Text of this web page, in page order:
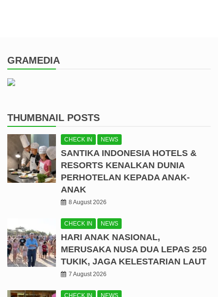
GRAMEDIA
THUMBNAIL POSTS
CHECK IN NEWS
SANTIKA INDONESIA HOTELS &
RESORTS KENALKAN DUNIA
PERHOTELAN KEPADA ANAK-
ANAK
8 August 2026
CHECK IN NEWS
HARI ANAK NASIONAL,
MERUSAKA NUSA DUA LEPAS 250
TUKIK, JAGA KELESTARIAN LAUT
7 August 2026
CHECK IN NEWS